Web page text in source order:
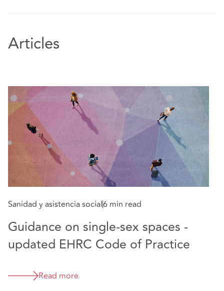
Articles
Sanidad y asistencia social6 min read
Guidance on single-sex spaces -
updated EHRC Code of Practice
Read more